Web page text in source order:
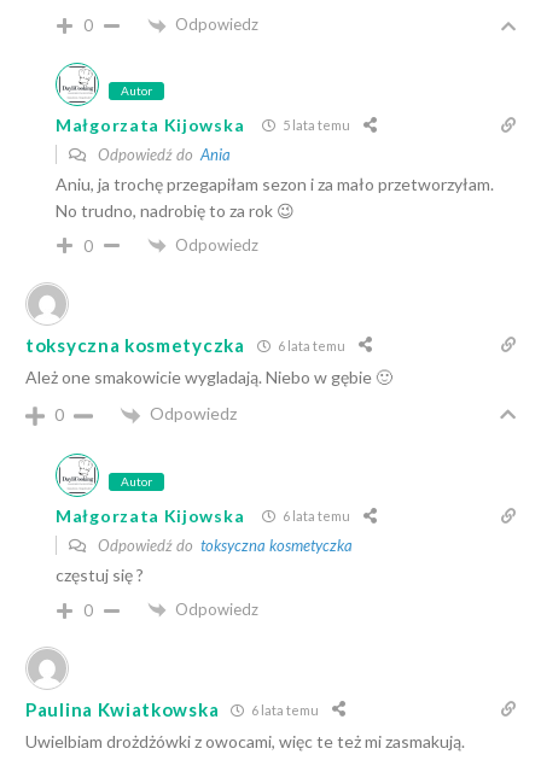
0 Odpowiedz
Autor
Małgorzata Kijowska 5 lata temu
Odpowiedź do Ania
Aniu, ja trochę przegapiłam sezon i za mało przetworzyłam.
No trudno, nadrobię to za rok 😉
0 Odpowiedz
toksyczna kosmetyczka 6 lata temu
Ależ one smakowicie wygladają. Niebo w gębie 🙂
0
Odpowiedz
Autor
Małgorzata Kijowska 6 lata temu
Odpowiedź do toksyczna kosmetyczka
częstuj się ?
0 Odpowiedz
Paulina Kwiatkowska 6 lata temu
Uwielbiam drożdżówki z owocami, więc te też mi zasmakują.